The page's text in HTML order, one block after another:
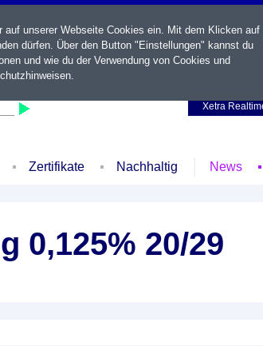
Xetra
Zertifikate Nachhaltig News
0,125% 20/29
unserer Webseite Cookies ein. Mit dem Klicken auf
dürfen. Über den Button "Einstellungen" kannst du
und wie du der Verwendung von Cookies und
.